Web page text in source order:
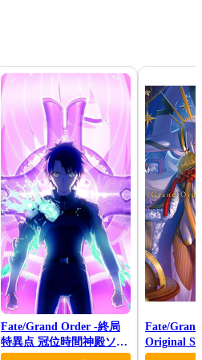
Fate/Grand Order -終局
特異点 冠位時間神殿ソロ
モン-(完全生産限定版)
Fate/
Original
VI(初回仕